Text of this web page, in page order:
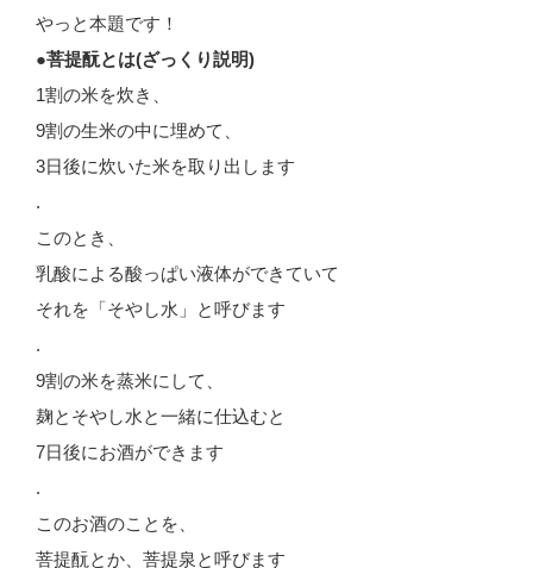
やっと本題です！
●菩提酛とは(ざっくり説明)
1割の米を炊き、
9割の生米の中に埋めて、
3日後に炊いた米を取り出します
.
このとき、
乳酸による酸っぱい液体ができていて
それを「そやし水」と呼びます
.
9割の米を蒸米にして、
麹とそやし水と一緒に仕込むと
7日後にお酒ができます
.
このお酒のことを、
菩提酛とか、菩提泉と呼びます